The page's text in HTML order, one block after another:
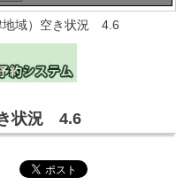
地域）空き状況 4.6
状況 4.6